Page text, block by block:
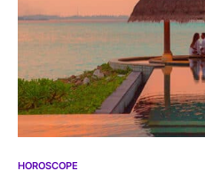
HOROSCOPE